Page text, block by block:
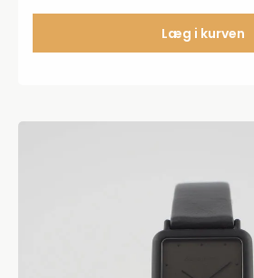
Læg i kurven